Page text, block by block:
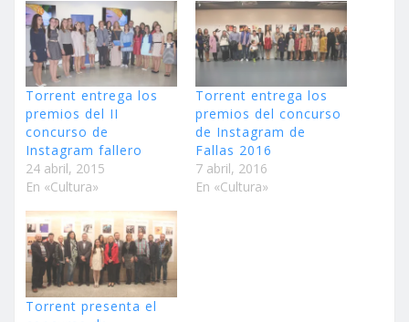
Torrent entrega los
premios del II
concurso de
Instagram fallero
24 abril, 2015
En «Cultura»
Torrent entrega los
premios del concurso
de Instagram de
Fallas 2016
7 abril, 2016
En «Cultura»
Torrent presenta el